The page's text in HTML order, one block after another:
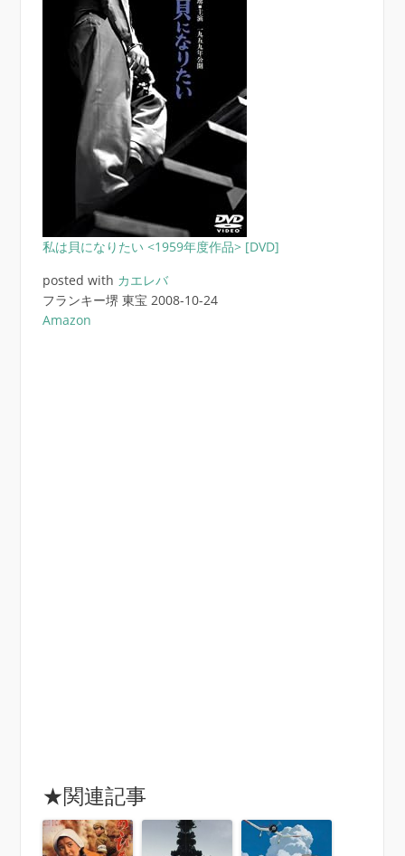
私は貝になりたい <1959年度作品> [DVD]
posted with カエレバ
フランキー堺 東宝 2008-10-24
Amazon
★関連記事